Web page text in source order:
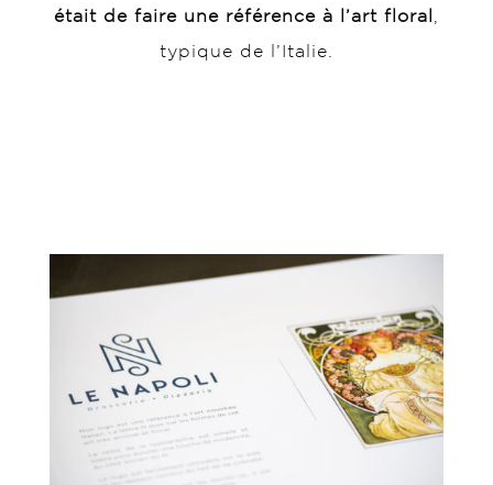
était de faire une référence à l’art floral
typique de l’Italie.